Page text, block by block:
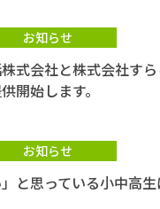
お知らせ
式会社と株式会社す
開始します。
お知らせ
と思っている小中高